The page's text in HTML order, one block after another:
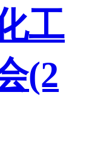
工
(2